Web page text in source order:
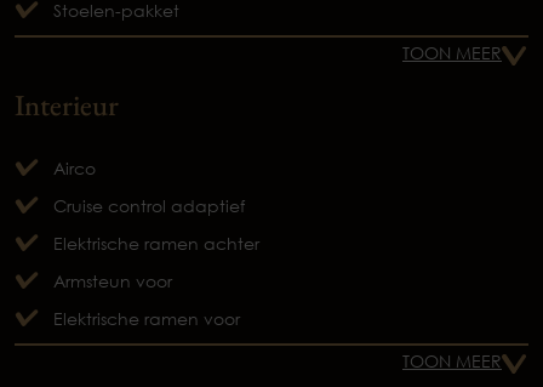
Stoelen-pakket
TOON MEER
Interieur
Airco
Cruise control adaptief
Elektrische ramen achter
Armsteun voor
Elektrische ramen voor
TOON MEER